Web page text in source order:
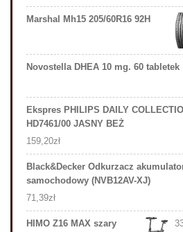
Marshal Mh15 205/60R16 92H
Novostella DHEA 10 mg. 60 tabletek
Ekspres PHILIPS DAILY
HD7461/00 JASNY BEŻ
159,20zł
Black&Decker Odkurzacz
samochodowy (NVB12AV-XJ)
71,39zł
HIMO Z16 MAX szary